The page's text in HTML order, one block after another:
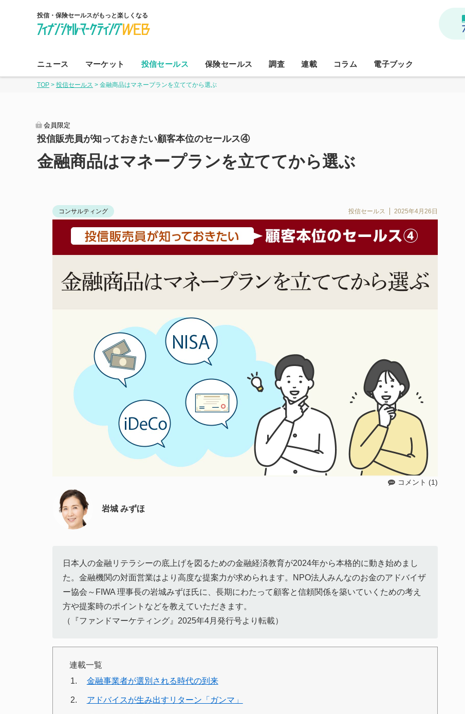
投信・保険セールスがもっと楽しくなる
ニュース マーケット 投信セールス 保険セールス 調査 連載 コラム 電子ブック
TOP > 投信セールス > 金融商品はマネープランを立ててから選ぶ
会員限定
投信販売員が知っておきたい顧客本位のセールス④
金融商品はマネープランを立ててから選ぶ
コンサルティング 投信セールス 2025年4月26日
コメント (1)
岩城 みずほ
日本人の金融リテラシーの底上げを図るための金融経済教育が2024年から本格的に動き始めまし
た。金融機関の対面営業はより高度な提案力が求められます。NPO法人みんなのお金のアドバイザ
ー協会～FIWA 理事長の岩城みずほ氏に、長期にわたって顧客と信頼関係を築いていくための考え
方や提案時のポイントなどを教えていただきます。
（『ファンドマーケティング』2025年4月発行号より転載）
連載一覧
金融事業者が選別される時代の到来
アドバイスが生み出すリターン「ガンマ」